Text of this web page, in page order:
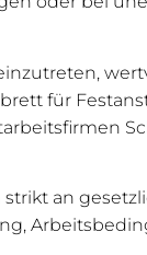
für
an